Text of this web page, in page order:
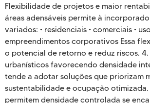
Flexibilidade de projetos e maior
áreas adensáveis permite à
variados: • residenciais • comerciais •
empreendimentos corporativos Essa
o potencial de retorno e reduz riscos.
urbanísticos favorecendo densidade
tende a adotar soluções que priorizam
sustentabilidade e ocupação otimizada.
permitem densidade controlada se